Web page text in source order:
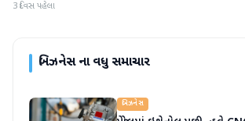
3 દિવસ પહેલા
બિઝનેસના વધુ સમાચાર
બિઝનેસ